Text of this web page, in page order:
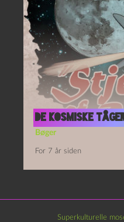
De kosmiske
Bøger
For 7 år siden
Superkulturelle